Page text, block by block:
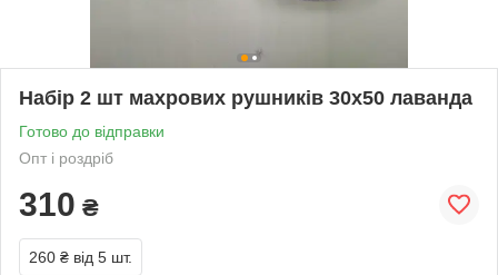
Набір 2 шт махрових рушників 30х50 лаванда
Готово до відправки
Опт і роздріб
310 ₴
260 ₴ від 5 шт.